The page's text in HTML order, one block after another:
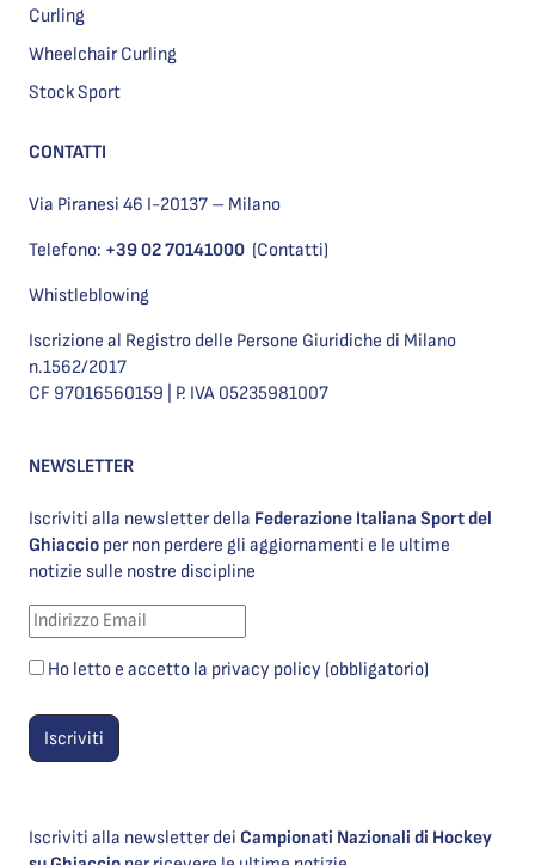
Curling
Wheelchair Curling
Stock Sport
CONTATTI
Via Piranesi 46 I-20137 – Milano
Telefono: +39 02 70141000 (Contatti)
Whistleblowing
Iscrizione al Registro delle Persone Giuridiche di Milano
n.1562/2017
CF 97016560159 | P. IVA 05235981007
NEWSLETTER
Iscriviti alla newsletter della Federazione Italiana Sport del
Ghiaccio per non perdere gli aggiornamenti e le ultime
notizie sulle nostre discipline
Ho letto e accetto la privacy policy (obbligatorio)
Iscriviti alla newsletter dei Campionati Nazionali di Hockey